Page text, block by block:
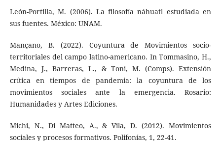
León-Portilla, M. (2006). La filosofía náhuatl estudiada en
sus fuentes. México: UNAM.
Mançano, B. (2022). Coyuntura de Movimientos socio-
territoriales del campo latino-americano. In Tommasino, H.,
Medina, J., Barreras, L., & Toni, M. (Comps). Extensión
crítica en tiempos de pandemia: la coyuntura de los
movimientos sociales ante la emergencia. Rosario:
Humanidades y Artes Ediciones.
Michi, N., Di Matteo, A., & Vila, D. (2012). Movimientos
sociales y procesos formativos. Polifonías, 1, 22-41.